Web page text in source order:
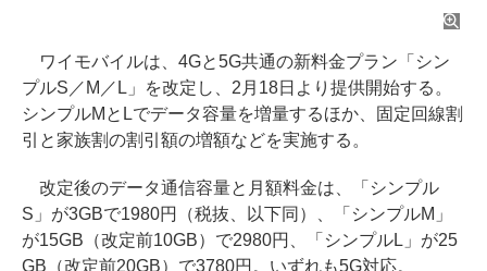
ワイモバイルは、4Gと5G共通の新料金プラン「シン
プルS／M／L」を改定し、2月18日より提供開始する。
シンプルMとLでデータ容量を増量するほか、固定回線割
引と家族割の割引額の増額などを実施する。
改定後のデータ通信容量と月額料金は、「シンプル
S」が3GBで1980円（税抜、以下同）、「シンプルM」
が15GB（改定前10GB）で2980円、「シンプルL」が25
GB（改定前20GB）で3780円。いずれも5G対応。